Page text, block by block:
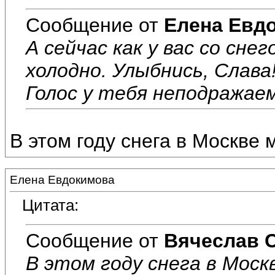
Сообщение от Елена
А сейчас как у вас со
холодно. Улыбнись,
Голос у тебя
В этом году снега в Москве
Елена Евдокимова
Цитата:
Сообщение от Вячеслав
В этом году снега в